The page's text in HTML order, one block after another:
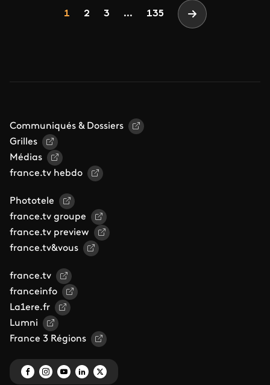
Page
1 Page
2 Page
3 ... 135 Page suivante
Communiqués & Dossiers
Grilles
Médias
france.tv hebdo
Phototele
france.tv groupe
france.tv preview
france.tv&vous
france.tv
franceinfo
La1ere.fr
Lumni
France 3 Régions